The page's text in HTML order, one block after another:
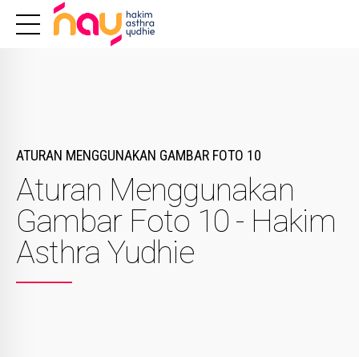
ATURAN MENGGUNAKAN GAMBAR FOTO 10
Aturan Menggunakan
Gambar Foto 10 - Hakim
Asthra Yudhie